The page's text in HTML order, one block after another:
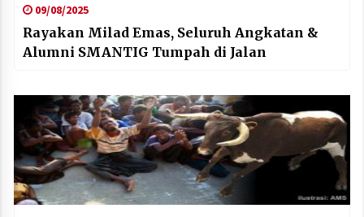
09/08/2025
Rayakan Milad Emas, Seluruh Angkatan &
Alumni SMANTIG Tumpah di Jalan